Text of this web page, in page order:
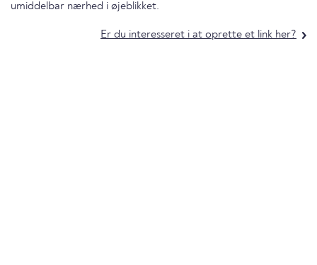
umiddelbar nærhed i øjeblikket.
Er du interesseret i at oprette et link her?